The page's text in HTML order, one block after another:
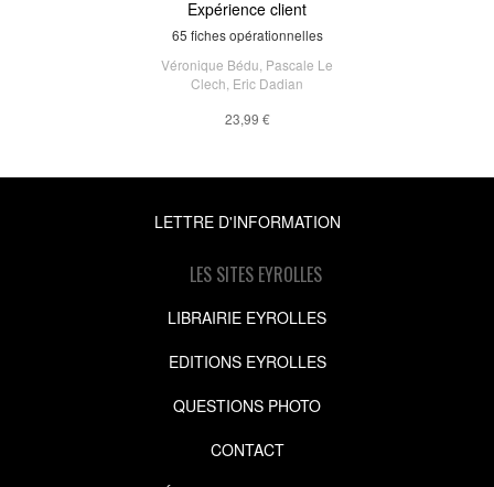
Expérience client
65 fiches opérationnelles
Véronique Bédu Pascale Le
Clech Eric Dadian
23,99 €
LETTRE D'INFORMATION
LES SITES EYROLLES
LIBRAIRIE EYROLLES
EDITIONS EYROLLES
QUESTIONS PHOTO
CONTACT